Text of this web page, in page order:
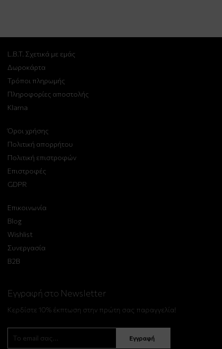
L.B.T. Σχετικά με εμάς
Δωροκάρτα
Τρόποι πληρωμής
Πληροφορίες αποστολής
Klarna
Όροι χρήσης
Πολιτική απορρήτου
Πολιτική επιστροφών
Επιστροφές
GDPR
Επικοινωνία
Blog
Wishlist
Συνεργασία
B2B
Εγγραφή στο Newsletter
Κερδίστε 10% έκπτωση στην πρώτη σας παραγγελία!
Εγγραφή